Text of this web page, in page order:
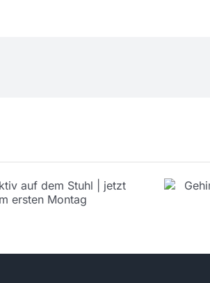
Gehirnjogging |
jetzt 2 Mal im